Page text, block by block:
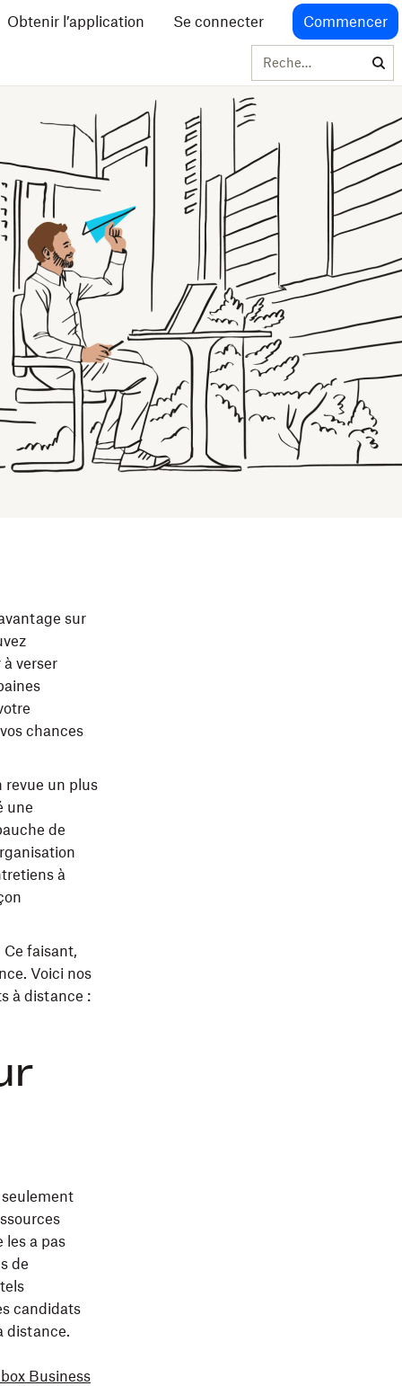
Obtenir l’application Se connecter Commencer
Rechercher
sur
verser
chances
revue un plus
une
de
à
Ce faisant,
Voici nos
à distance :
les a pas
de
candidats
distance.
Business